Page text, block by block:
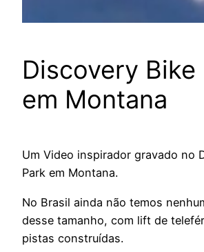
Discovery Bike
em Montana
Um Video inspirador gravado no
Park em Montana.
No Brasil ainda não temos
desse tamanho, com lift de
pistas construídas.